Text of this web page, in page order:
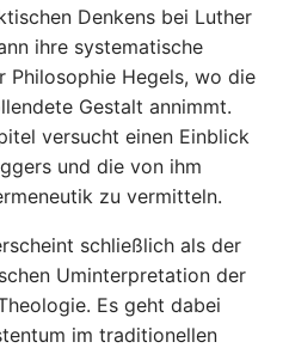
Denkens bei Luther
ihre systematische
Philosophie Hegels, wo die
Gestalt annimmt.
versucht einen Einblick
und die von ihm
zu vermitteln.
schließlich als der
Uminterpretation der
Es geht dabei
im traditionellen